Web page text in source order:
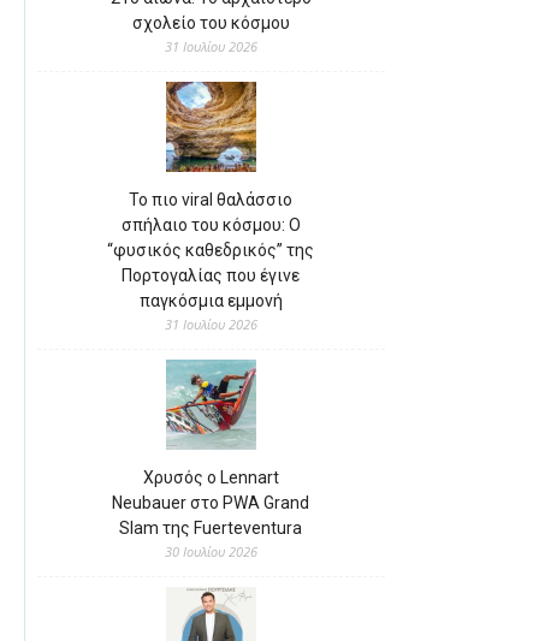
σχολείο του κόσμου
31 Ιουλίου 2026
Το πιο viral θαλάσσιο
σπήλαιο του κόσμου: Ο
“φυσικός καθεδρικός” της
Πορτογαλίας που έγινε
παγκόσμια εμμονή
31 Ιουλίου 2026
Χρυσός ο Lennart
Neubauer στο PWA Grand
Slam της Fuerteventura
30 Ιουλίου 2026